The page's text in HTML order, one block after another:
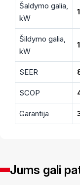
Šaldymo galia,
kW
Šildymo galia,
kW
SEER
SCOP
Garantija
Jums gali